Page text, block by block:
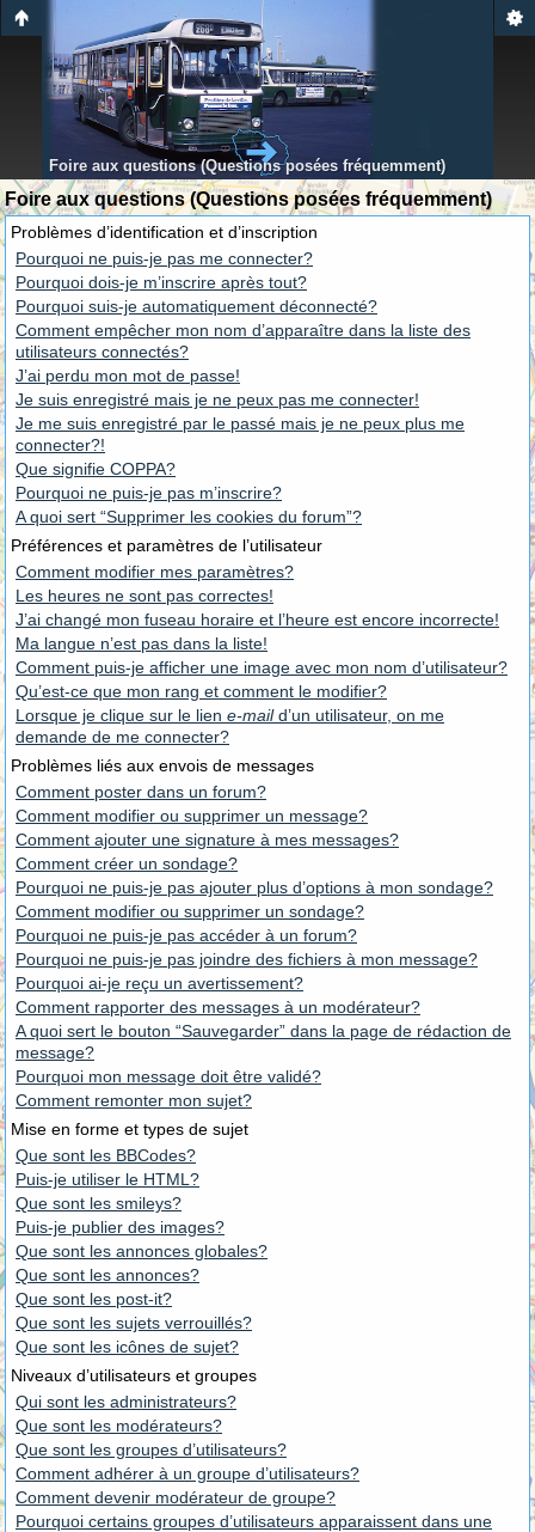
Foire aux questions (Questions posées fréquemment)
Foire aux questions (Questions posées fréquemment)
Problèmes d’identification et d’inscription
Pourquoi ne puis-je pas me connecter?
Pourquoi dois-je m’inscrire après tout?
Pourquoi suis-je automatiquement déconnecté?
Comment empêcher mon nom d’apparaître dans la liste des
utilisateurs connectés?
J’ai perdu mon mot de passe!
Je suis enregistré mais je ne peux pas me connecter!
Je me suis enregistré par le passé mais je ne peux plus me
connecter?!
Que signifie COPPA?
Pourquoi ne puis-je pas m’inscrire?
A quoi sert “Supprimer les cookies du forum”?
Préférences et paramètres de l’utilisateur
Comment modifier mes paramètres?
Les heures ne sont pas correctes!
J’ai changé mon fuseau horaire et l’heure est encore incorrecte!
Ma langue n’est pas dans la liste!
Comment puis-je afficher une image avec mon nom d’utilisateur?
Qu’est-ce que mon rang et comment le modifier?
Lorsque je clique sur le lien e-maild’un utilisateur, on me
demande de me connecter?
Problèmes liés aux envois de messages
Comment poster dans un forum?
Comment modifier ou supprimer un message?
Comment ajouter une signature à mes messages?
Comment créer un sondage?
Pourquoi ne puis-je pas ajouter plus d’options à mon sondage?
Comment modifier ou supprimer un sondage?
Pourquoi ne puis-je pas accéder à un forum?
Pourquoi ne puis-je pas joindre des fichiers à mon message?
Pourquoi ai-je reçu un avertissement?
Comment rapporter des messages à un modérateur?
A quoi sert le bouton “Sauvegarder” dans la page de rédaction de
message?
Pourquoi mon message doit être validé?
Comment remonter mon sujet?
Mise en forme et types de sujet
Que sont les BBCodes?
Puis-je utiliser le HTML?
Que sont les smileys?
Puis-je publier des images?
Que sont les annonces globales?
Que sont les annonces?
Que sont les post-it?
Que sont les sujets verrouillés?
Que sont les icônes de sujet?
Niveaux d’utilisateurs et groupes
Qui sont les administrateurs?
Que sont les modérateurs?
Que sont les groupes d’utilisateurs?
Comment adhérer à un groupe d’utilisateurs?
Comment devenir modérateur de groupe?
Pourquoi certains groupes d’utilisateurs apparaissent dans une